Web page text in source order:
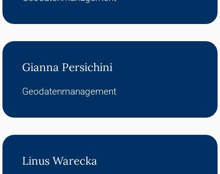
Gianna Persichini
Geodatenmanagement
Linus Warecka